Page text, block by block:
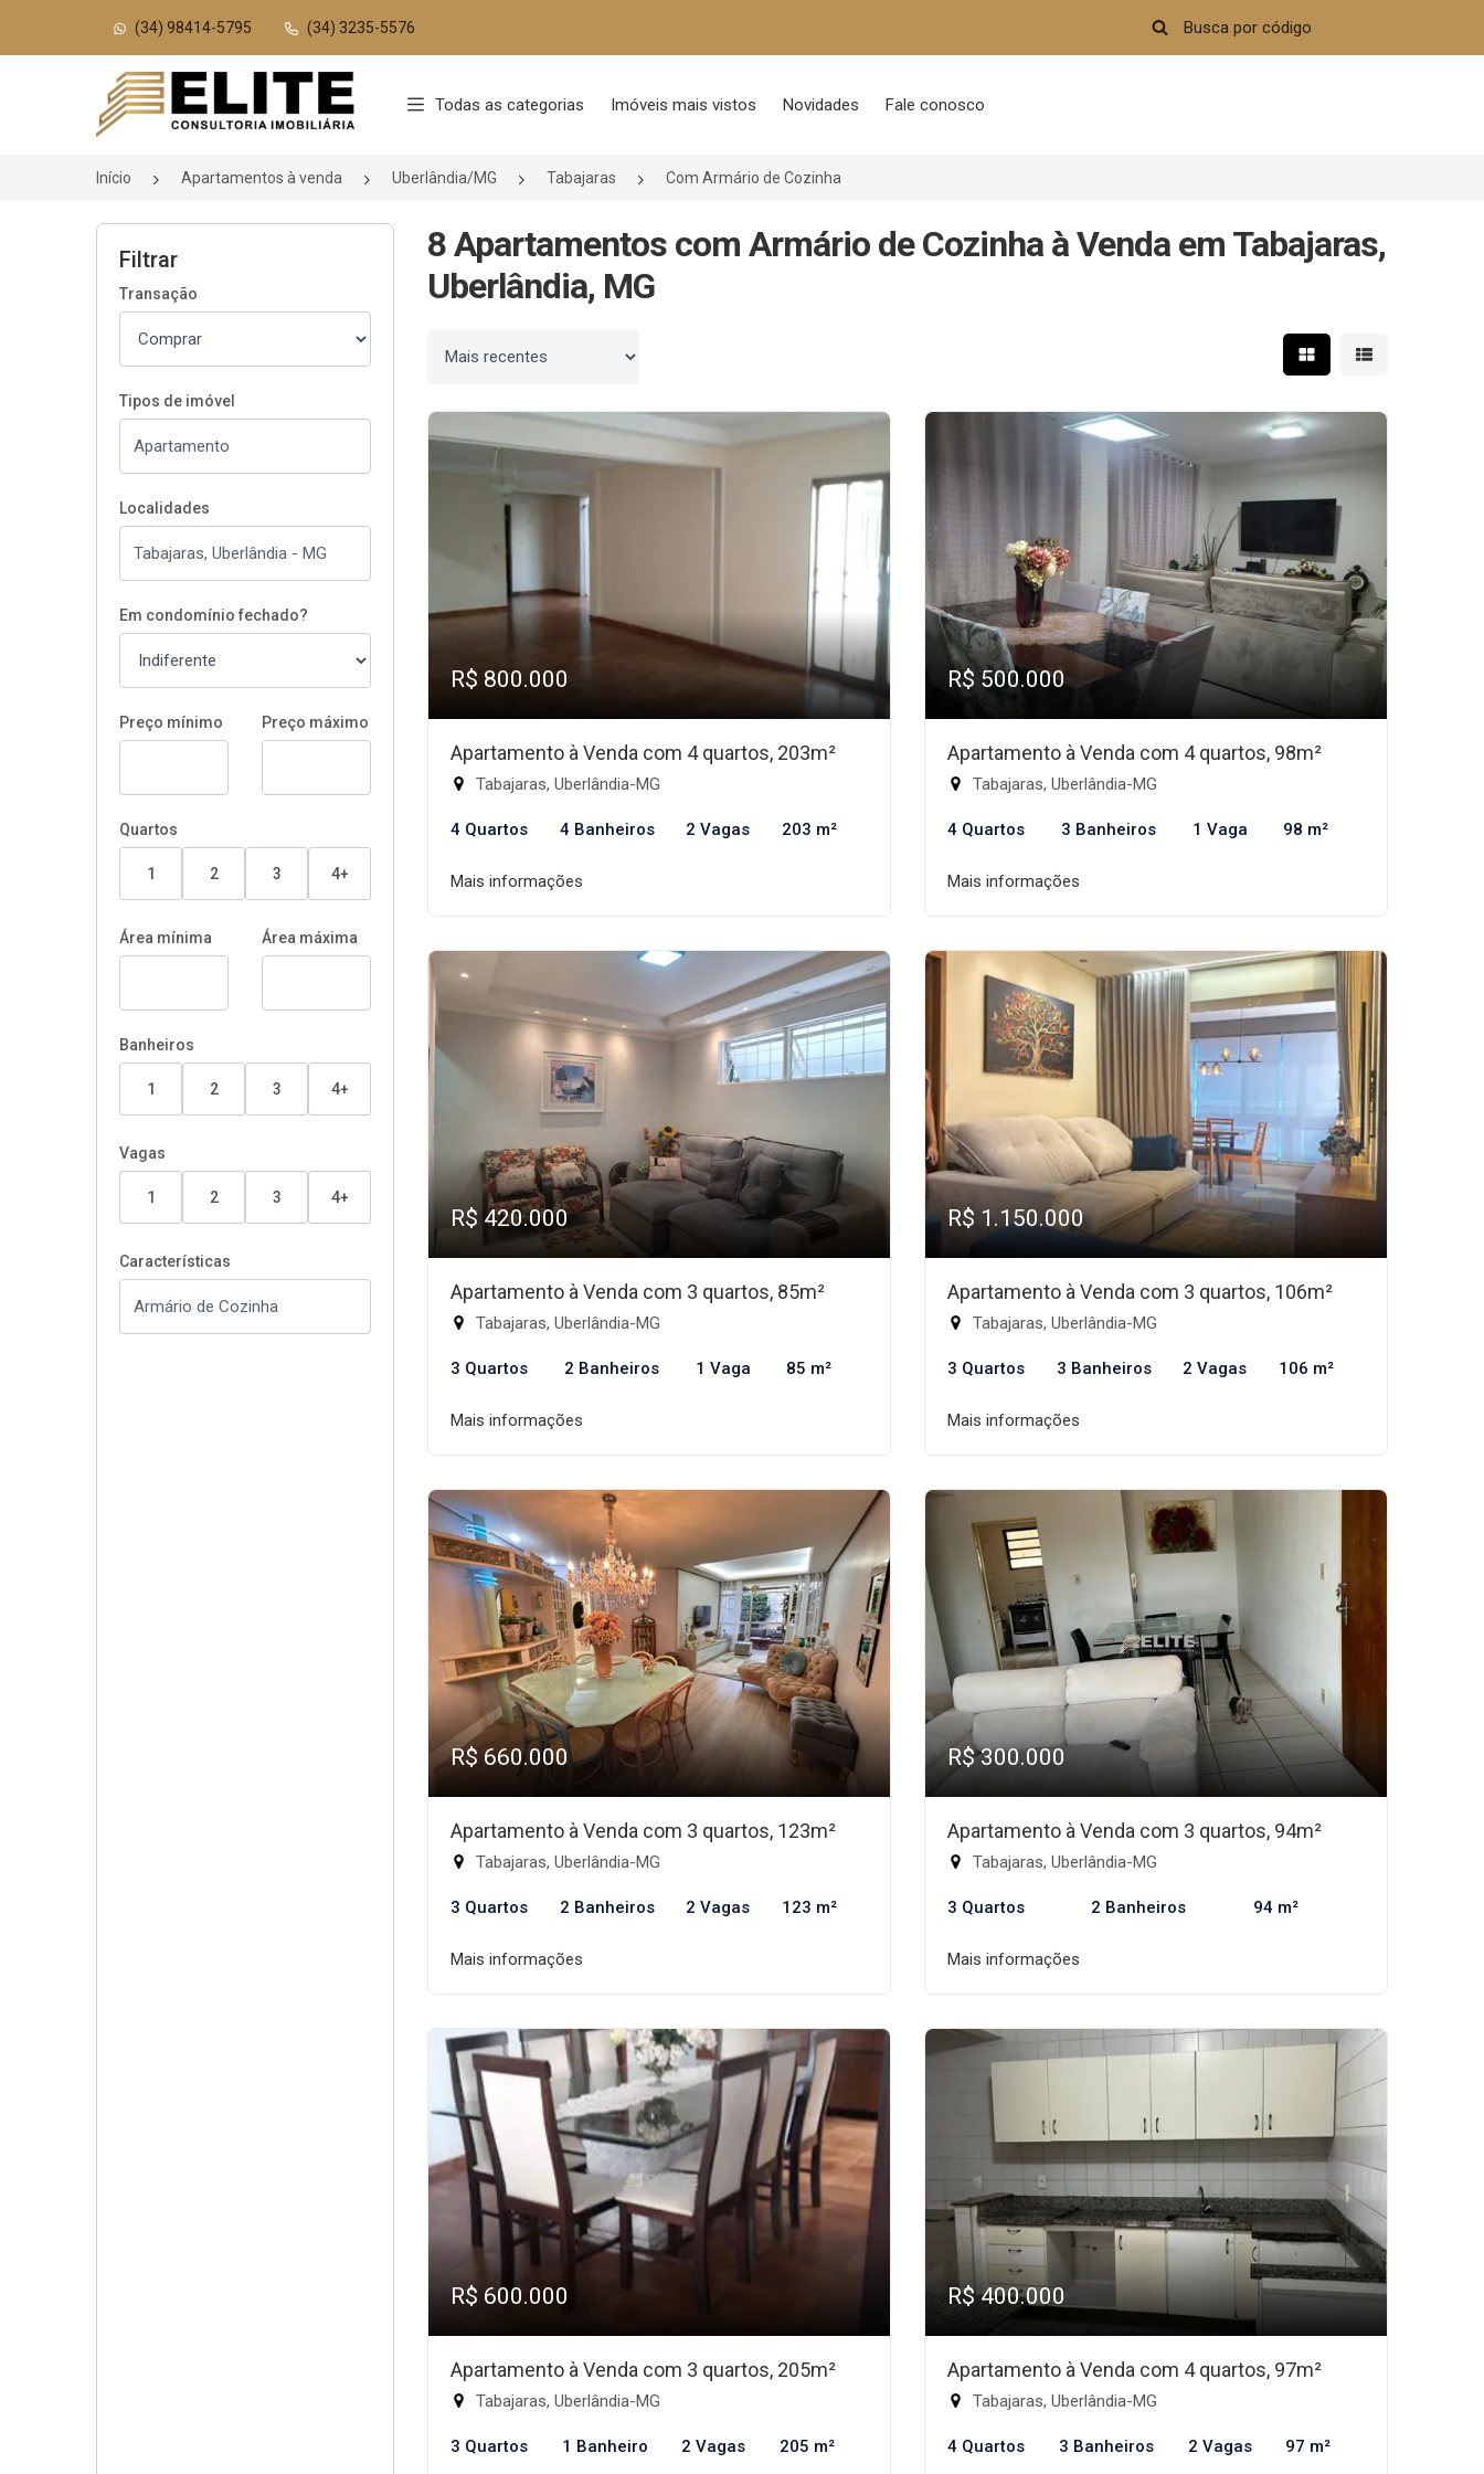
(34) 98414-5795 (34) 3235-5576
Página inicial
Todas as categorias Imóveis mais vistos Novidades Fale conosco
Início Apartamentos à venda Uberlândia/MG Tabajaras Com Armário de Cozinha
Filtrar
Transação
Tipos de imóvel
Localidades
Em condomínio fechado?
Preço mínimo Preço máximo
Quartos
1 2 3 4+
Área mínima Área máxima
Banheiros
1 2 3 4+
Vagas
1 2 3 4+
Características
8 Apartamentos com Armário de Cozinha à Venda em Tabajaras,
Uberlândia, MG
Ordenar por Mostrar resultados em
Mostrar
R$ 800.000
Apartamento à Venda com 4 quartos, 203m²
Tabajaras, Uberlândia-MG
4 Quartos 4 Banheiros 2 Vagas 203 m²
Mais informações
R$ 500.000
Apartamento à Venda com 4 quartos, 98m²
Tabajaras, Uberlândia-MG
4 Quartos 3 Banheiros 1 Vaga 98 m²
Mais informações
R$ 420.000
Apartamento à Venda com 3 quartos, 85m²
Tabajaras, Uberlândia-MG
3 Quartos 2 Banheiros 1 Vaga 85 m²
Mais informações
R$ 1.150.000
Apartamento à Venda com 3 quartos, 106m²
Tabajaras, Uberlândia-MG
3 Quartos 3 Banheiros 2 Vagas 106 m²
Mais informações
R$ 660.000
Apartamento à Venda com 3 quartos, 123m²
Tabajaras, Uberlândia-MG
3 Quartos 2 Banheiros 2 Vagas 123 m²
Mais informações
R$ 300.000
Apartamento à Venda com 3 quartos, 94m²
Tabajaras, Uberlândia-MG
3 Quartos 2 Banheiros 94 m²
Mais informações
R$ 600.000
Apartamento à Venda com 3 quartos, 205m²
Tabajaras, Uberlândia-MG
3 Quartos 1 Banheiro 2 Vagas 205 m²
R$ 400.000
Apartamento à Venda com 4 quartos, 97m²
Tabajaras, Uberlândia-MG
4 Quartos 3 Banheiros 2 Vagas 97 m²